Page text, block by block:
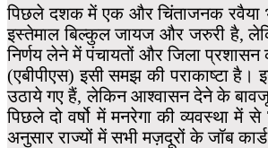
पिछले दशक में एक और चिंताजनक रवैया
इस्तेमाल बिल्कुल जायज और जरुरी है,
निर्णय लेने में पंचायतों और जिला
(एबीपीएस) इसी समझ की पराकाष्टा
उठाये गए हैं, लेकिन आश्वासन देने के
पिछले दो वर्षो में मनरेगा की व्यवस्था
अनुसार राज्यों में सभी मज़दूरों के जॉब